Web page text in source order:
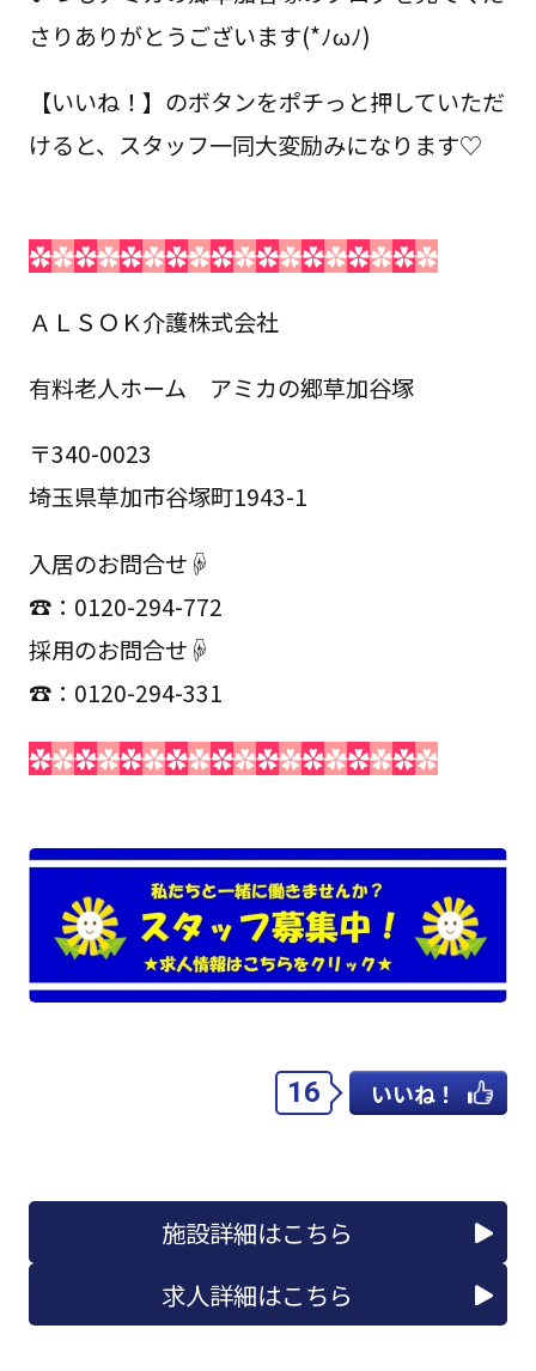
さりありがとうございます(*ﾉωﾉ)
【いいね！】のボタンをポチっと押していただ
けると、スタッフ一同大変励みになります♡
✿✿✿✿✿✿✿✿✿✿✿✿✿✿✿✿✿✿
ＡＬＳＯＫ介護株式会社
有料老人ホーム アミカの郷草加谷塚
〒340-0023
埼玉県草加市谷塚町1943-1
入居のお問合せ☟
☎：0120-294-772
採用のお問合せ☟
☎：0120-294-331
✿✿✿✿✿✿✿✿✿✿✿✿✿✿✿✿✿✿
16 いいね！
施設詳細はこちら
求人詳細はこちら